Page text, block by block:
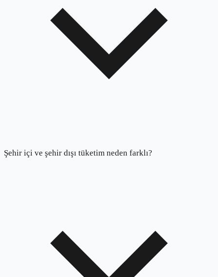
Şehir içi ve şehir dışı tüketim neden farklı?